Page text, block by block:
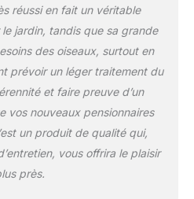
réussi en fait un véritable
jardin, tandis que sa grande
des oiseaux, surtout en
prévoir un léger traitement du
et faire preuve d’un
vos nouveaux pensionnaires
un produit de qualité qui,
vous offrira le plaisir
près.